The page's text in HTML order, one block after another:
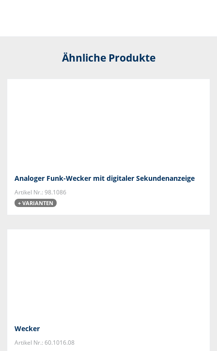
Ähnliche Produkte
Analoger Funk-Wecker mit digitaler Sekundenanzeige
Artikel Nr.: 98.1086
+ VARIANTEN
Wecker
Artikel Nr.: 60.1016.08